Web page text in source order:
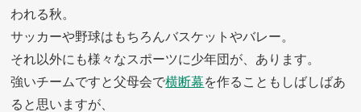
われる秋。
サッカーや野球はもちろんバスケットやバレー。
それ以外にも様々なスポーツに少年団が、あります。
強いチームですと父母会で横断幕を作ることもしばしばあ
ると思いますが、